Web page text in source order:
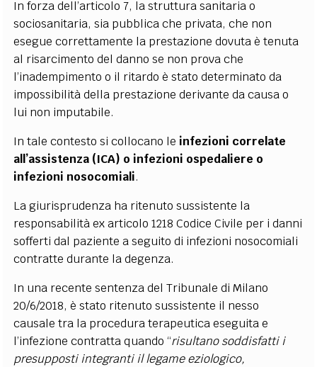
In forza dell’articolo 7, la struttura sanitaria o
sociosanitaria, sia pubblica che privata, che non
esegue correttamente la prestazione dovuta è tenuta
al risarcimento del danno se non prova che
l’inadempimento o il ritardo è stato determinato da
impossibilità della prestazione derivante da causa o
lui non imputabile.
In tale contesto si collocano le infezioni correlate
all’assistenza (ICA) o infezioni ospedaliere o
infezioni nosocomiali.
La giurisprudenza ha ritenuto sussistente la
responsabilità ex articolo 1218 Codice Civile per i danni
sofferti dal paziente a seguito di infezioni nosocomiali
contratte durante la degenza.
In una recente sentenza del Tribunale di Milano
20/6/2018, è stato ritenuto sussistente il nesso
causale tra la procedura terapeutica eseguita e
l’infezione contratta quando “risultano soddisfatti i
presupposti integranti il legame eziologico,